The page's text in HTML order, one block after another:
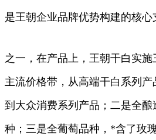
是王朝企业品牌优势构建的核心
之一，在产品上，王朝干白实
主流价格带，从高端干白系列
到大众消费系列产品；二是全
种；三是全葡萄品种，*含了玫